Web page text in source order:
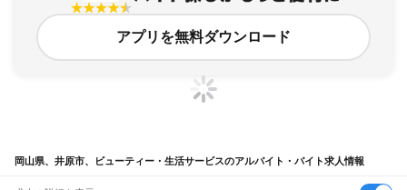
アプリを無料ダウンロード
岡山県、井原市、ビューティー・生活サービスのアルバイト・バイト求人情報